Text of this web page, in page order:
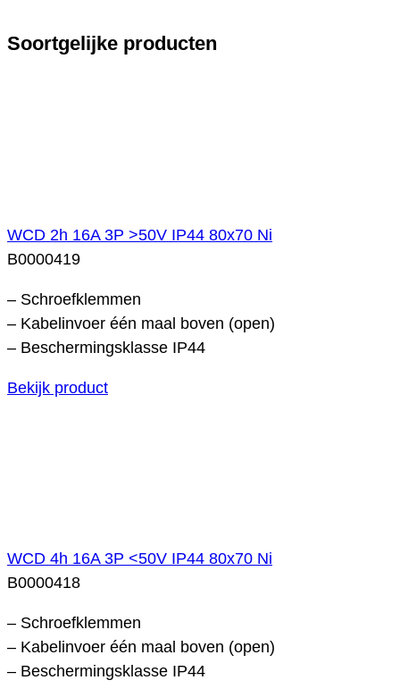
Soortgelijke producten
WCD 2h 16A 3P >50V IP44 80x70 Ni
B0000419
– Schroefklemmen
– Kabelinvoer één maal boven (open)
– Beschermingsklasse IP44
Bekijk product
WCD 4h 16A 3P <50V IP44 80x70 Ni
B0000418
– Schroefklemmen
– Kabelinvoer één maal boven (open)
– Beschermingsklasse IP44